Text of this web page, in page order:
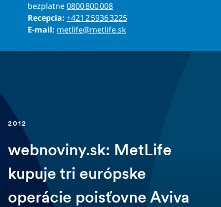
bezplatne0800 800 008
Recepcia: +421 2 5936 3225
E-mail: metlife@metlife.sk
2012
webnoviny.sk: MetLife
kupuje tri európske
operácie poisťovne Aviva